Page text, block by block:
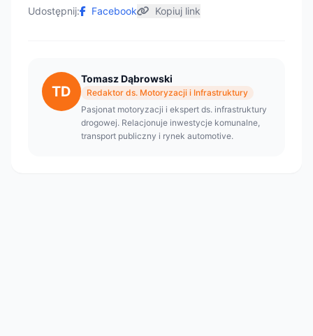
Udostępnij: Facebook Kopiuj link
TD
Tomasz Dąbrowski
Redaktor ds. Motoryzacji i Infrastruktury
Pasjonat motoryzacji i ekspert ds. infrastruktury
drogowej. Relacjonuje inwestycje komunalne,
transport publiczny i rynek automotive.